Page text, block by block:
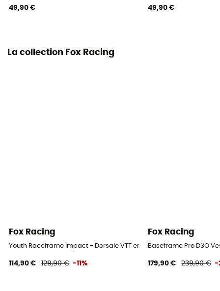
49,90 € 49,90 €
La collection Fox Racing
Fox Racing
Youth Raceframe Impact - Dorsale VTT enfant
114,90 € 129,90 € -11%
Fox Racing
Baseframe Pro D3O
179,90 € 239,90 € -